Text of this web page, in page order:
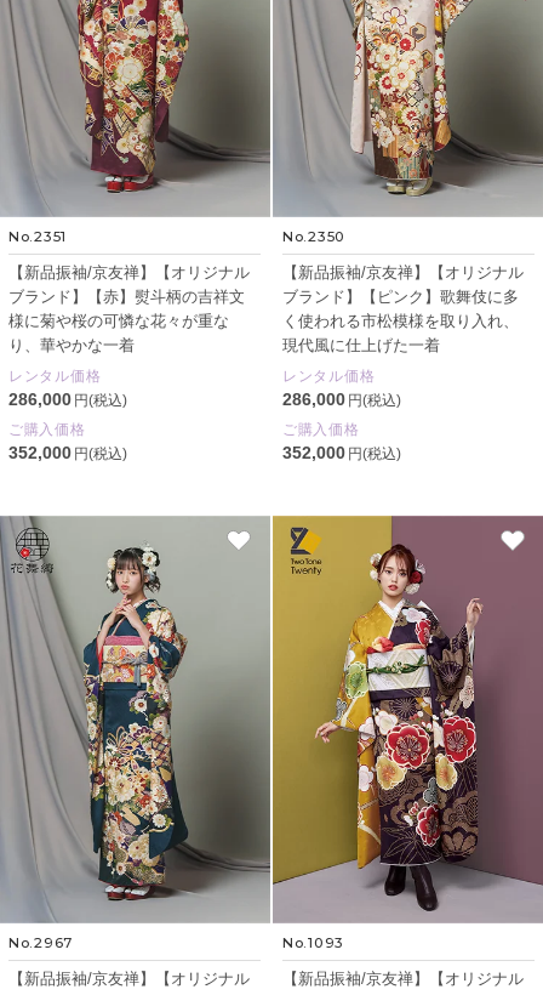
No.2351
【新品振袖/京友禅】【オリジナル
ブランド】【赤】熨斗柄の吉祥文
様に菊や桜の可憐な花々が重な
り、華やかな一着
レンタル価格
286,000 円(税込)
ご購入価格
352,000 円(税込)
No.2350
【新品振袖/京友禅】【オリジナル
ブランド】【ピンク】歌舞伎に多
く使われる市松模様を取り入れ、
現代風に仕上げた一着
レンタル価格
286,000 円(税込)
ご購入価格
352,000 円(税込)
No.2967
【新品振袖/京友禅】【オリジナル
No.1093
【新品振袖/京友禅】【オリジナル